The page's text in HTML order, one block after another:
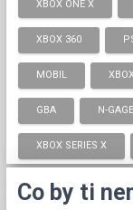
XBOX ONE X
XBOX 360
MOBIL
GBA N-GAGE
XBOX SERIES X
Co by ti